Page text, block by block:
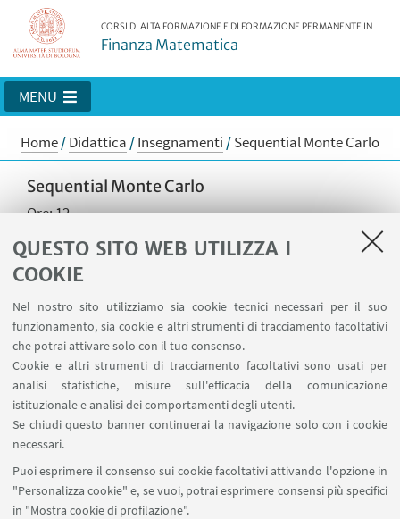
QUESTO SITO WEB UTILIZZA I
COOKIE
Nel nostro sito utilizziamo sia cookie tecnici necessari per il suo
funzionamento, sia cookie e altri strumenti di tracciamento facoltativi
che potrai attivare solo con il tuo consenso.
Cookie e altri strumenti di tracciamento facoltativi sono usati per
analisi statistiche, misure sull'efficacia della comunicazione
istituzionale e analisi dei comportamenti degli utenti.
Se chiudi questo banner continuerai la navigazione solo con i cookie
necessari.
Puoi esprimere il consenso sui cookie facoltativi attivando l'opzione in
"Personalizza cookie" e, se vuoi, potrai esprimere consensi più specifici
in "Mostra cookie di profilazione".
CORSI DI ALTA FORMAZIONE E DI FORMAZIONE PERMANENTE IN
Finanza Matematica
MENU
Home/Didattica /Insegnamenti /Sequential Monte Carlo
Sequential Monte Carlo
Ore: 12
Contenuti del corso:
Sequential Monte Carlo e applicazioni alla finanza
- Hidden Markov Models (HMMs) per la rappresentazione
di modelli di volatilità stocastica parzialmente
osservati.
- Metodi Sequential Monte Carlo (SMC) per la risoluzione
delle problematiche relative agli HMMs. Calibrazione di
modelli a volatilità stocastica parzialmente osservati.
- Metodi SMC per il prezzaggio di opzioni finanziarie o (in
alternativa) metodi SMC e applicazioni a modelli
dinamici e stocastici di equilibrio generale (DSGE) in
econometria.